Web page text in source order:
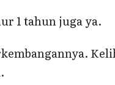
1 tahun juga ya.